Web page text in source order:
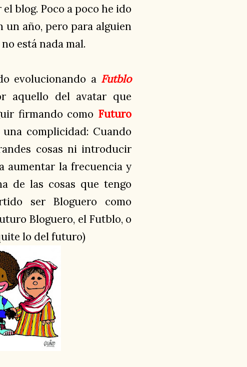
blog. Poco a poco he ido
un año, pero para alguien
está nada mal.
evolucionando a Futblo
aquello del avatar que
firmando como Futuro
complicidad: Cuando
cosas ni introducir
aumentar la frecuencia y
de las cosas que tengo
ser Bloguero como
Bloguero, el Futblo, o
lo del futuro)